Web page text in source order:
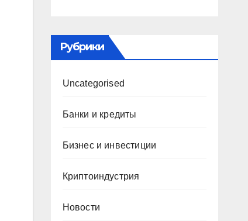
Рубрики
Uncategorised
Банки и кредиты
Бизнес и инвестиции
Криптоиндустрия
Новости